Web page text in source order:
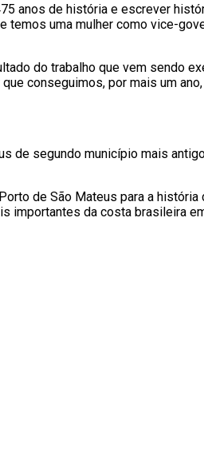
anos de história e escrever
temos uma mulher como vice-
do trabalho que vem sendo
conseguimos, por mais um
de segundo município mais
de São Mateus para a
importantes da costa brasileira